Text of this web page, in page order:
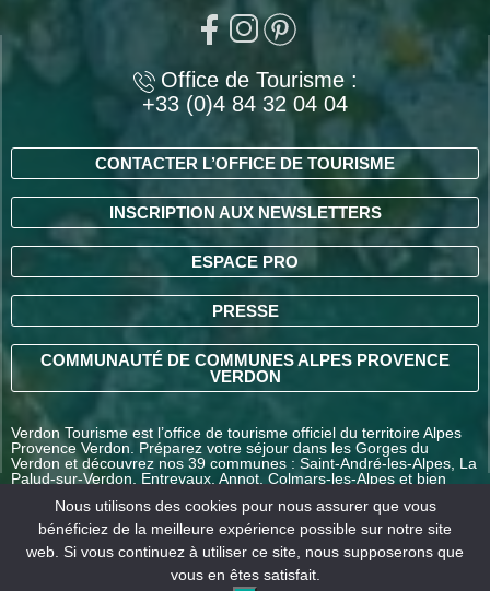
Office de Tourisme :
+33 (0)4 84 32 04 04
CONTACTER L’OFFICE DE TOURISME
INSCRIPTION AUX NEWSLETTERS
ESPACE PRO
PRESSE
COMMUNAUTÉ DE COMMUNES ALPES PROVENCE
VERDON
Verdon Tourisme est l’office de tourisme officiel du territoire Alpes
Provence Verdon. Préparez votre séjour dans les Gorges du
Verdon et découvrez nos 39 communes : Saint-André-les-Alpes, La
Palud-sur-Verdon, Entrevaux, Annot, Colmars-les-Alpes et bien
COMMENT VENIR ?
Nous utilisons des cookies pour nous assurer que vous
bénéficiez de la meilleure expérience possible sur notre site
web. Si vous continuez à utiliser ce site, nous supposerons que
vous en êtes satisfait.